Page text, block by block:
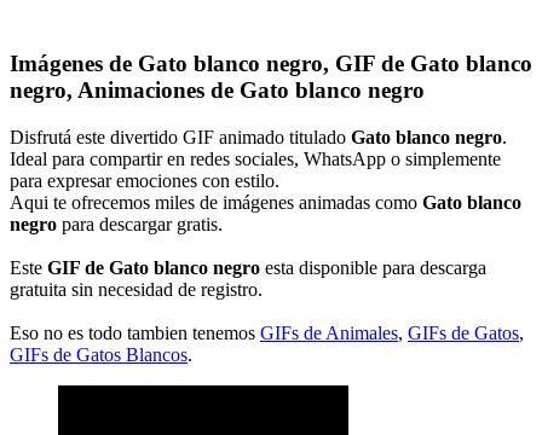
Imágenes de Gato blanco negro, GIF de Gato blanco
negro, Animaciones de Gato blanco negro
Disfrutá este divertido GIF animado titulado Gato blanco negro.
Ideal para compartir en redes sociales, WhatsApp o simplemente
para expresar emociones con estilo.
Aqui te ofrecemos miles de imágenes animadas como Gato blanco
negro para descargar gratis.
Este GIF de Gato blanco negro esta disponible para descarga
gratuita sin necesidad de registro.
Eso no es todo tambien tenemos GIFs de Animales, GIFs de Gatos,
GIFs de Gatos Blancos.